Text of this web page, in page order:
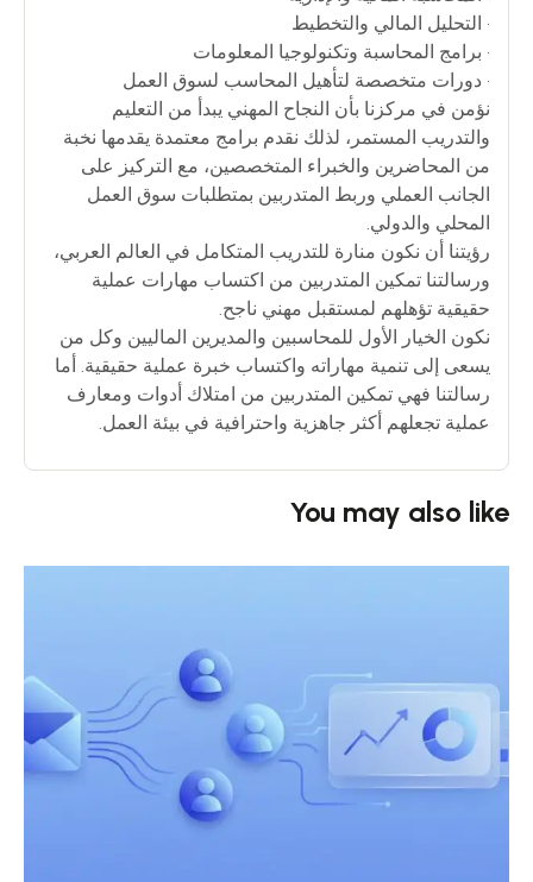
• التحليل المالي والتخطيط
• برامج المحاسبة وتكنولوجيا المعلومات
• دورات متخصصة لتأهيل المحاسب لسوق العمل
نؤمن في مركزنا بأن النجاح المهني يبدأ من التعليم
والتدريب المستمر، لذلك نقدم برامج معتمدة يقدمها نخبة
من المحاضرين والخبراء المتخصصين، مع التركيز على
الجانب العملي وربط المتدربين بمتطلبات سوق العمل
المحلي والدولي.
رؤيتنا أن نكون منارة للتدريب المتكامل في العالم العربي،
ورسالتنا تمكين المتدربين من اكتساب مهارات عملية
حقيقية تؤهلهم لمستقبل مهني ناجح.
نكون الخيار الأول للمحاسبين والمديرين الماليين وكل من
يسعى إلى تنمية مهاراته واكتساب خبرة عملية حقيقية. أما
رسالتنا فهي تمكين المتدربين من امتلاك أدوات ومعارف
عملية تجعلهم أكثر جاهزية واحترافية في بيئة العمل.
You may also like